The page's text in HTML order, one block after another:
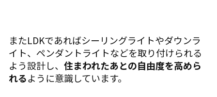
またLDKであればシーリングライトやダウンラ
イト、ペンダントライトなどを取り付けられる
よう設計し、 住まわれたあとの自由度を高めら
れるように意識しています。